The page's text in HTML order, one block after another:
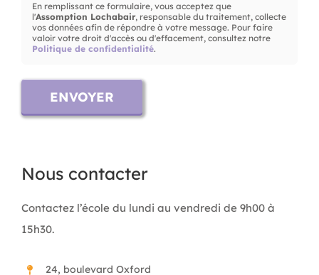
En remplissant ce formulaire, vous acceptez que
l'Assomption Lochabair, responsable du traitement, collecte
vos données afin de répondre à votre message. Pour faire
valoir votre droit d'accès ou d'effacement, consultez notre
Politique de confidentialité.
ENVOYER
Nous contacter
Contactez l’école du lundi au vendredi de 9h00 à
15h30.
24, boulevard Oxford